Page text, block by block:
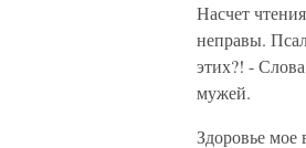
Насчет
неправы.
этих?! -
мужей.
Здоровье мое